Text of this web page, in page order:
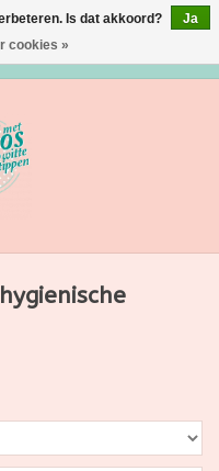
Is dat akkoord?
Ja
cookies »